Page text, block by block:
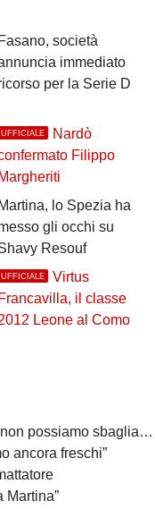
Fasano, società
immediato
per la Serie D
UFFICIALE
Nardò
Filippo
Margheriti
Martina, lo Spezia ha
gli occhi su
Resouf
UFFICIALE
Virtus
Francavilla, il classe
Leone al Como
possiamo sbagliare”
ancora freschi”
Martina”